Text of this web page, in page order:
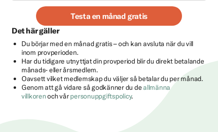
Testa en månad gratis
Det här gäller
Du börjar med en månad gratis – och kan avsluta när du vill
inom provperioden.
Har du tidigare utnyttjat din provperiod blir du direkt betalande
månads- eller årsmedlem.
Oavsett vilket medlemskap du väljer så betalar du per månad.
Genom att gå vidare så godkänner du deallmänna
villkorenoch vårpersonuppgiftspolicy.